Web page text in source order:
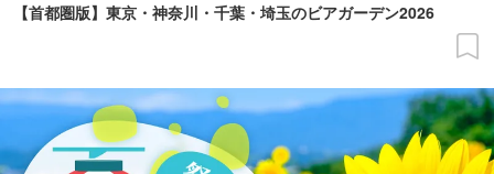
【首都圏版】東京・神奈川・千葉・埼玉のビアガーデン2026